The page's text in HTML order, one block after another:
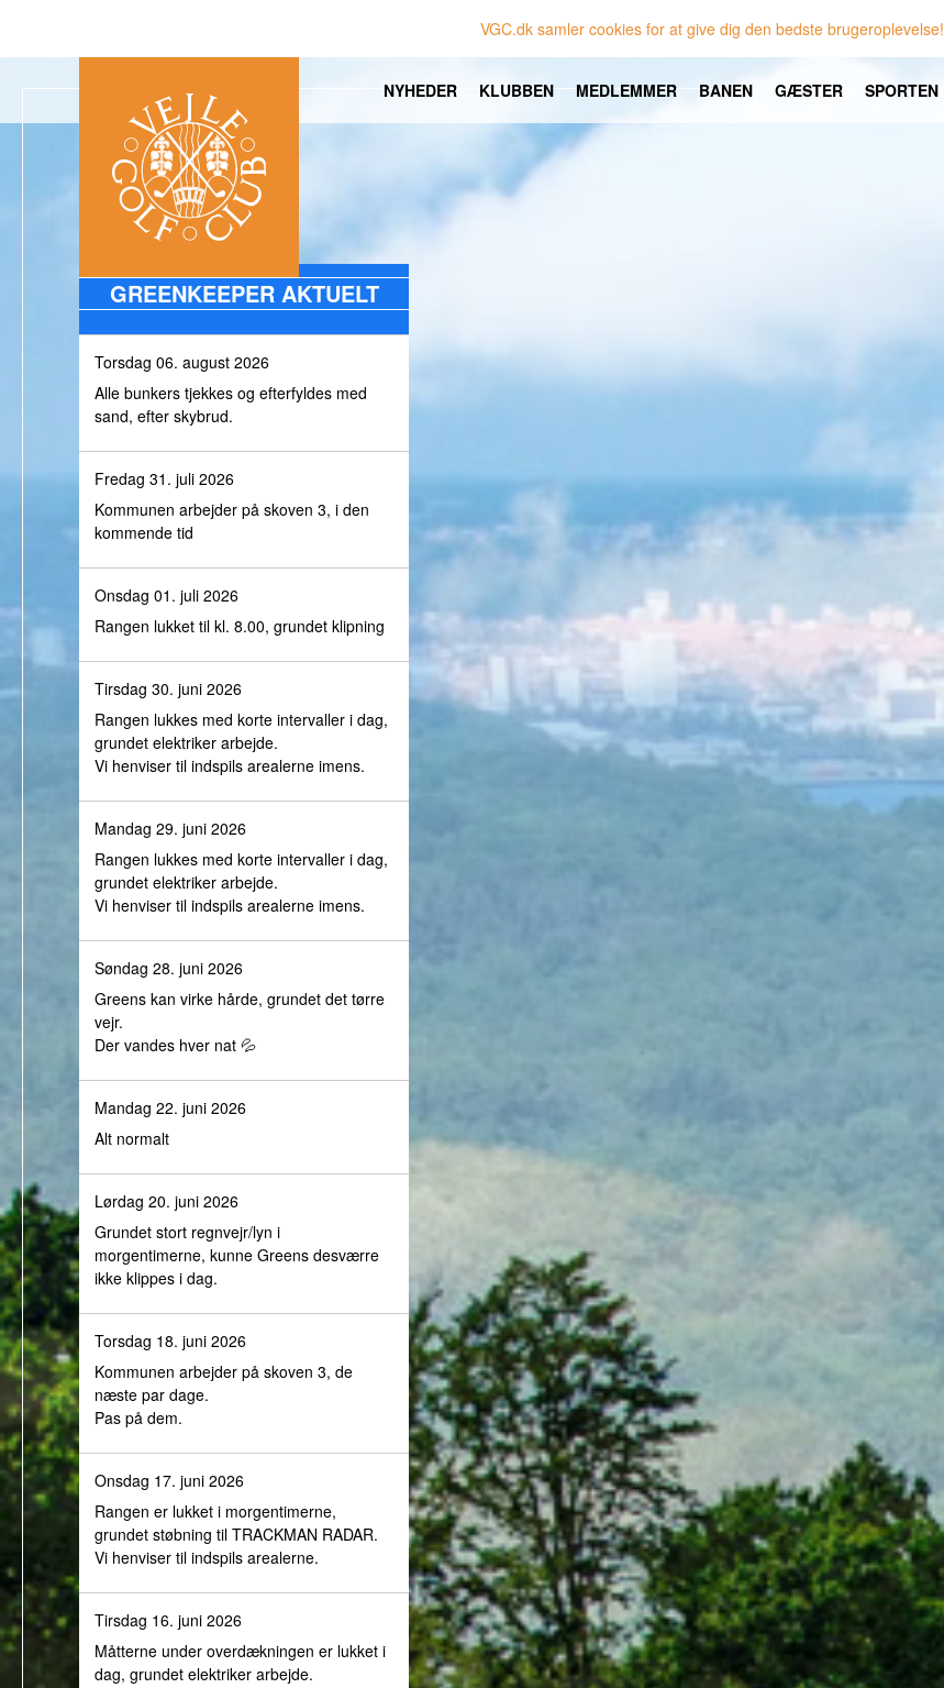
VGC.dk samler cookies for at give dig den bedste brugeroplevelse!
NYHEDER KLUBBEN MEDLEMMER BANEN GÆSTER SPORTEN
Torsdag 06. august 2026
Alle bunkers tjekkes og efterfyldes med
sand, efter skybrud.
Fredag 31. juli 2026
Kommunen arbejder på skoven 3, i den
kommende tid
Onsdag 01. juli 2026
Rangen lukket til kl. 8.00, grundet klipning
Tirsdag 30. juni 2026
Rangen lukkes med korte intervaller i dag,
grundet elektriker arbejde.
Vi henviser til indspils arealerne imens.
Mandag 29. juni 2026
Rangen lukkes med korte intervaller i dag,
grundet elektriker arbejde.
Vi henviser til indspils arealerne imens.
Søndag 28. juni 2026
Greens kan virke hårde, grundet det tørre
vejr.
Der vandes hver nat 💦
Mandag 22. juni 2026
Alt normalt
Lørdag 20. juni 2026
Grundet stort regnvejr/lyn i
morgentimerne, kunne Greens desværre
ikke klippes i dag.
Torsdag 18. juni 2026
Kommunen arbejder på skoven 3, de
næste par dage.
Pas på dem.
Onsdag 17. juni 2026
Rangen er lukket i morgentimerne,
grundet støbning til TRACKMAN RADAR.
Vi henviser til indspils arealerne.
Tirsdag 16. juni 2026
Måtterne under overdækningen er lukket i
dag, grundet elektriker arbejde.
GREENKEEPER AKTUELT